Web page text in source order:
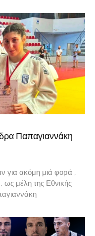
Παπαγιαννάκη
για ακόμη μιά φορά ,
ως μέλη της Εθνικής